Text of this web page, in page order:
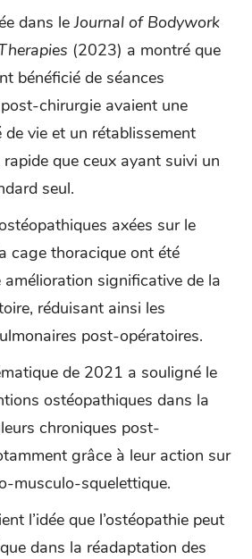
dans leJournal of Bodywork
(2023) a montré que
bénéficié de séances
chirurgie avaient une
de vie et un rétablissement
que ceux ayant suivi un
seul.
axées sur le
cage thoracique ont été
amélioration significative de la
réduisant ainsi les
post-opératoires.
de 2021 a souligné le
ostéopathiques dans la
chroniques post-
grâce à leur action sur
musculo-squelettique.
l’idée que l’ostéopathie peut
dans la réadaptation des